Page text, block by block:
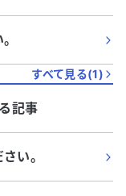
すべて見る(1)
記事
い。